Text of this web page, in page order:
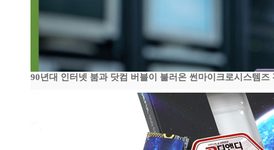
90년대 인터넷 붐과 닷컴 버블이 불러온 썬마이크로시스템